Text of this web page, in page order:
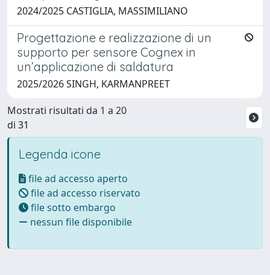
2024/2025 CASTIGLIA, MASSIMILIANO
Progettazione e realizzazione di un
supporto per sensore Cognex in
un’applicazione di saldatura
2025/2026 SINGH, KARMANPREET
Mostrati risultati da 1 a 20
di 31
Legenda icone
file ad accesso aperto
file ad accesso riservato
file sotto embargo
nessun file disponibile